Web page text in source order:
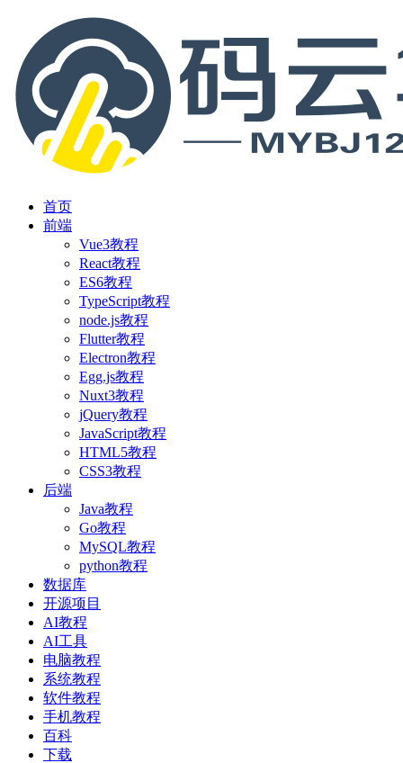
首页
前端
Vue3教程
React教程
ES6教程
TypeScript教程
node.js教程
Flutter教程
Electron教程
Egg.js教程
Nuxt3教程
jQuery教程
JavaScript教程
HTML5教程
CSS3教程
后端
Java教程
Go教程
MySQL教程
python教程
数据库
开源项目
AI教程
AI工具
电脑教程
系统教程
软件教程
手机教程
百科
下载